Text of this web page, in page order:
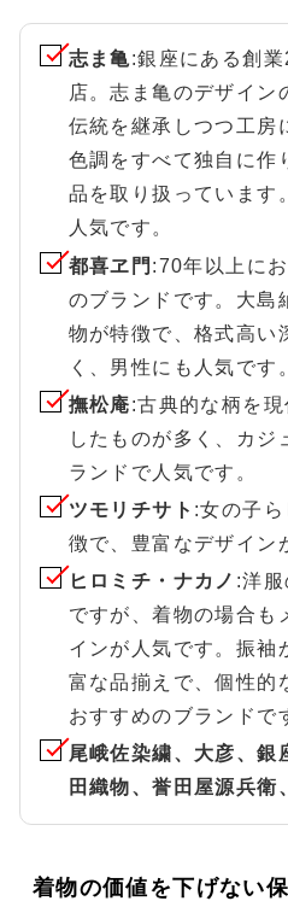
志ま亀:銀座にある創
店。志ま亀のデザイン
伝統を継承しつつ工房
色調をすべて独自に作
品を取り扱っています
人気です。
都喜ヱ門 :70年以上に
のブランドです。大島
物が特徴で、格式高い
く、男性にも人気です。
撫松庵:古典的な柄を
したものが多く、カジ
ランドで人気です。
ツモリチサト :女の子
徴で、豊富なデザイン
ヒロミチ・ナカノ :洋
ですが、着物の場合も
インが人気です。振袖
富な品揃えで、個性的
おすすめのブランドで
尾峨佐染繍、大彦、銀
田織物、誉田屋源兵衛
着物の価値を下げない